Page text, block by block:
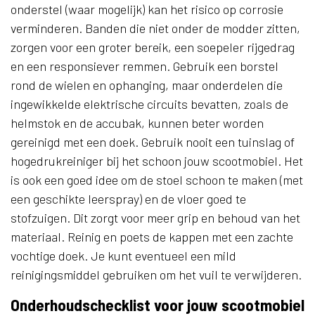
onderstel (waar mogelijk) kan het risico op corrosie
verminderen. Banden die niet onder de modder zitten,
zorgen voor een groter bereik, een soepeler rijgedrag
en een responsiever remmen. Gebruik een borstel
rond de wielen en ophanging, maar onderdelen die
ingewikkelde elektrische circuits bevatten, zoals de
helmstok en de accubak, kunnen beter worden
gereinigd met een doek. Gebruik nooit een tuinslag of
hogedrukreiniger bij het schoon jouw scootmobiel. Het
is ook een goed idee om de stoel schoon te maken (met
een geschikte leerspray) en de vloer goed te
stofzuigen. Dit zorgt voor meer grip en behoud van het
materiaal. Reinig en poets de kappen met een zachte
vochtige doek. Je kunt eventueel een mild
reinigingsmiddel gebruiken om het vuil te verwijderen.
Onderhoudschecklist voor jouw scootmobiel